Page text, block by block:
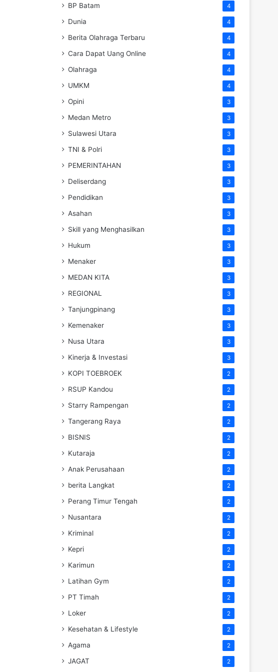
BP Batam 4
Dunia 4
Berita Olahraga Terbaru 4
Cara Dapat Uang Online 4
Olahraga 4
UMKM 4
Opini 3
Medan Metro 3
Sulawesi Utara 3
TNI & Polri 3
PEMERINTAHAN 3
Deliserdang 3
Pendidikan 3
Asahan 3
Skill yang Menghasilkan 3
Hukum 3
Menaker 3
MEDAN KITA 3
REGIONAL 3
Tanjungpinang 3
Kemenaker 3
Nusa Utara 3
Kinerja & Investasi 3
KOPI TOEBROEK 2
RSUP Kandou 2
Starry Rampengan 2
Tangerang Raya 2
BISNIS 2
Kutaraja 2
Anak Perusahaan 2
berita Langkat 2
Perang Timur Tengah 2
Nusantara 2
Kriminal 2
Kepri 2
Karimun 2
Latihan Gym 2
PT Timah 2
Loker 2
Kesehatan & Lifestyle 2
Agama 2
JAGAT 2